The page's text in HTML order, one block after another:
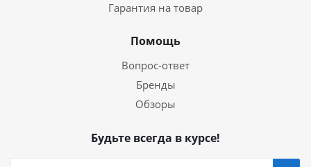
Гарантия на товар
Помощь
Вопрос-ответ
Бренды
Обзоры
Будьте всегда в курсе!